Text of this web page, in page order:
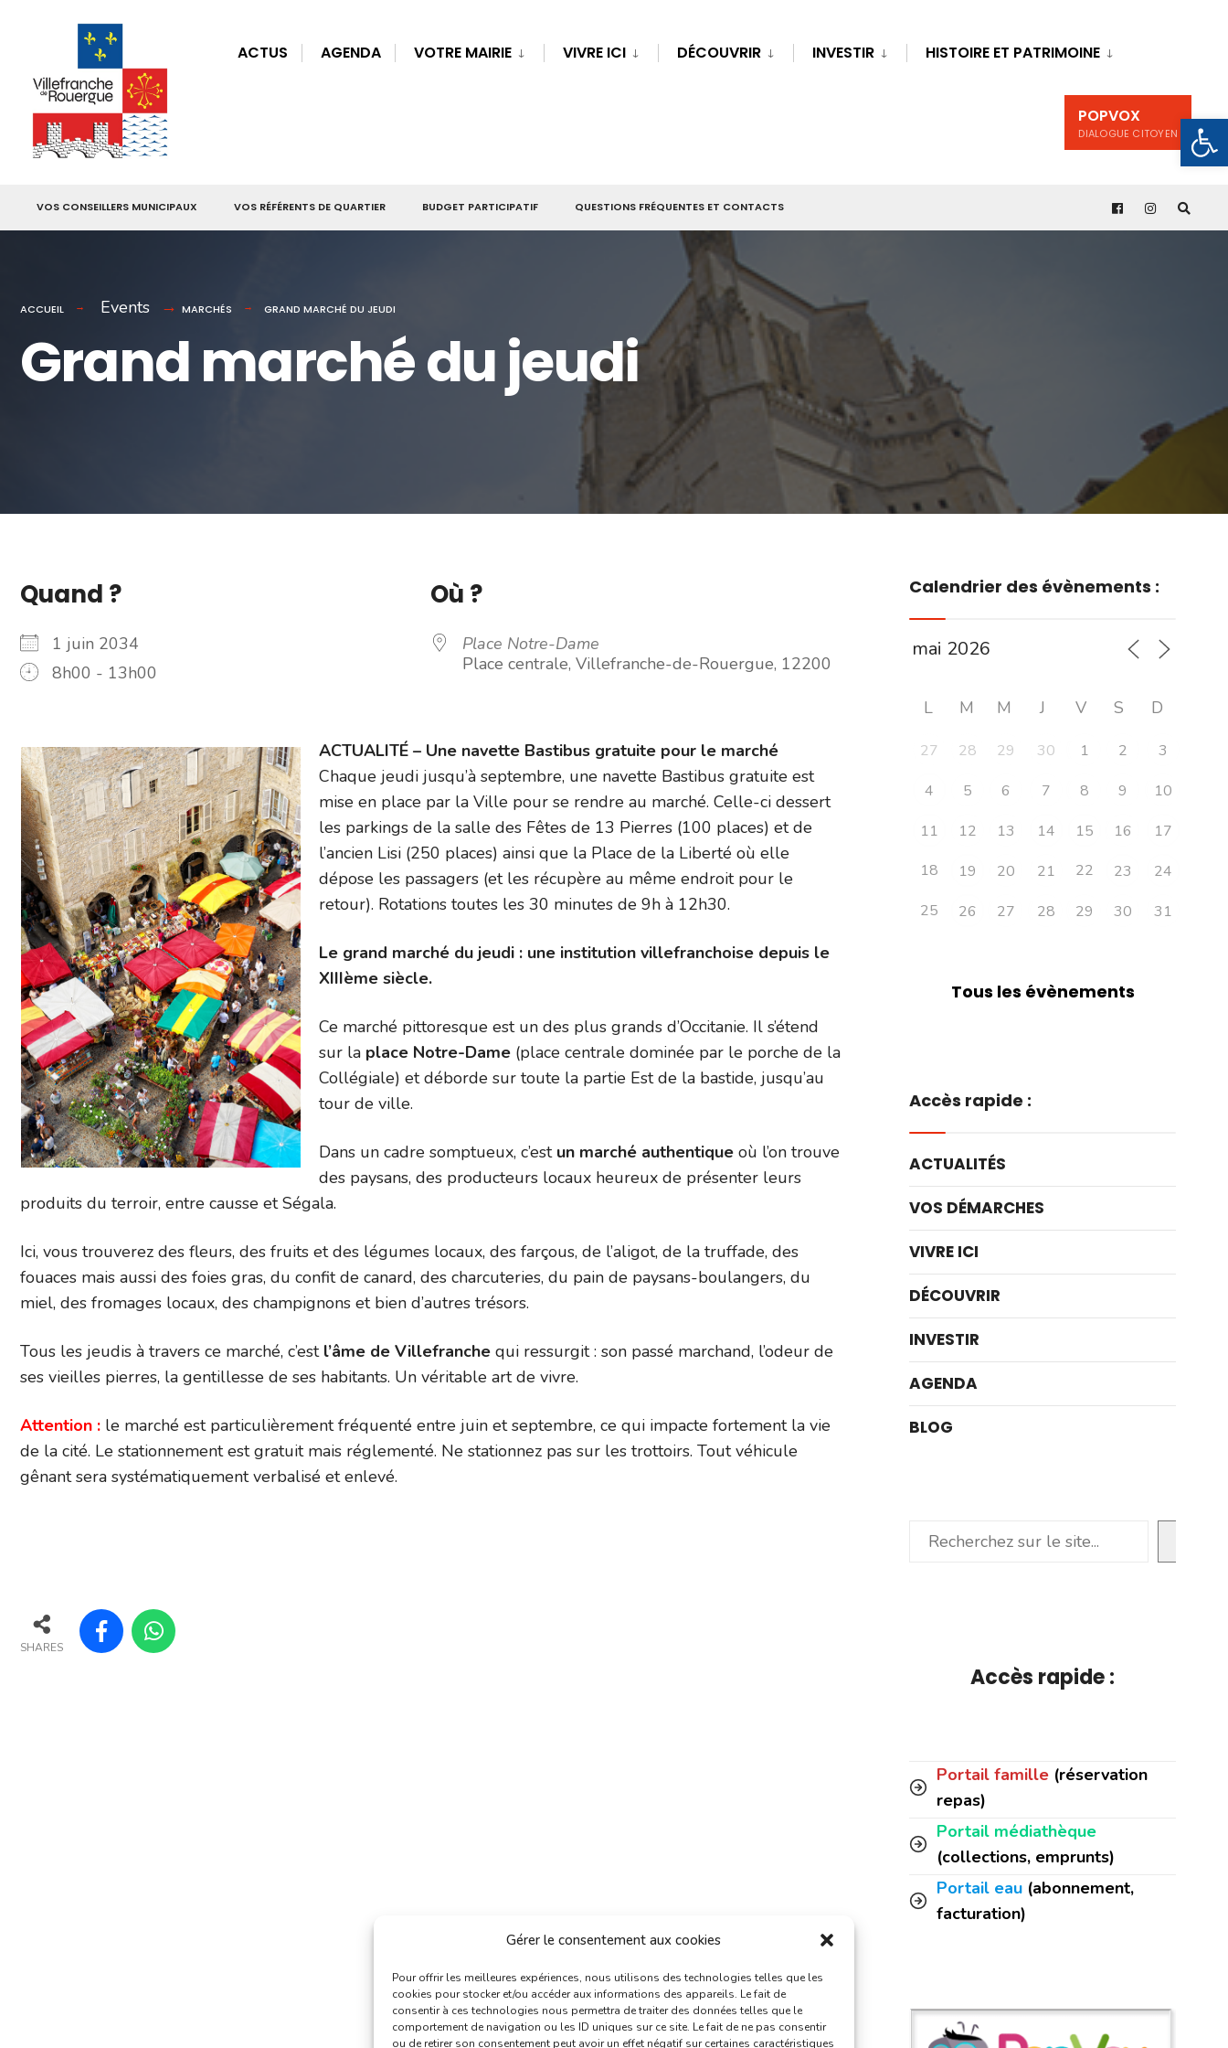
Gérer le consentement aux cookies
Pour offrir les meilleures expériences, nous utilisons des technologies telles que les
cookies pour stocker et/ou accéder aux informations des appareils. Le fait de
consentir à ces technologies nous permettra de traiter des données telles que le
comportement de navigation ou les ID uniques sur ce site. Le fait de ne pas consentir
ou de retirer son consentement peut avoir un effet négatif sur certaines caractéristiques
ACTUS AGENDA VOTRE MAIRIE VIVRE ICI DÉCOUVRIR INVESTIR HISTOIRE ET PATRIMOINE
POPVOX
DIALOGUE CITOYEN
VOS CONSEILLERS MUNICIPAUX VOS RÉFÉRENTS DE QUARTIER BUDGET PARTICIPATIF QUESTIONS FRÉQUENTES ET CONTACTS
ACCUEIL Events MARCHÉS GRAND MARCHÉ DU JEUDI
Grand marché du jeudi
Quand ?
1 juin 2034
8h00 - 13h00
Où ?
Place Notre-Dame
Place centrale, Villefranche-de-Rouergue, 12200
ACTUALITÉ – Une navette Bastibus gratuite pour le marché
Chaque jeudi jusqu’à septembre, une navette Bastibus gratuite est
mise en place par la Ville pour se rendre au marché. Celle-ci dessert
les parkings de la salle des Fêtes de 13 Pierres (100 places) et de
l’ancien Lisi (250 places) ainsi que la Place de la Liberté où elle
dépose les passagers (et les récupère au même endroit pour le
retour). Rotations toutes les 30 minutes de 9h à 12h30.
Le grand marché du jeudi : une institution villefranchoise depuis le
XIIIème siècle.
Ce marché pittoresque est un des plus grands d’Occitanie. Il s’étend
sur la place Notre-Dame (place centrale dominée par le porche de la
Collégiale) et déborde sur toute la partie Est de la bastide, jusqu’au
tour de ville.
Dans un cadre somptueux, c’estun marché authentique où l’on trouve
des paysans, des producteurs locaux heureux de présenter leurs
produits du terroir, entre causse et Ségala.
Ici, vous trouverez des fleurs, des fruits et des légumes locaux, des farçous, de l’aligot, de la truffade, des
fouaces mais aussi des foies gras, du confit de canard, des charcuteries, du pain de paysans-boulangers, du
miel, des fromages locaux, des champignons et bien d’autres trésors.
Tous les jeudis à travers ce marché, c’est l’âme de Villefranche qui ressurgit : son passé marchand, l’odeur de
ses vieilles pierres, la gentillesse de ses habitants. Un véritable art de vivre.
Attention : le marché est particulièrement fréquenté entre juin et septembre, ce qui impacte fortement la vie
de la cité. Le stationnement est gratuit mais réglementé. Ne stationnez pas sur les trottoirs. Tout véhicule
gênant sera systématiquement verbalisé et enlevé.
SHARES
Calendrier des évènements :
L M M J V S D
27 28 29 30 1 2
3
4
5 6 7 8 9
10
11
12 13 14 15 16
17
18
19 20 21 22 23
24
25
26 27 28 29 30 31
Tous les évènements
Accès rapide :
ACTUALITÉS
VOS DÉMARCHES
VIVRE ICI
DÉCOUVRIR
INVESTIR
AGENDA
BLOG
Rechercher
Accès rapide :
Portail famille (réservation
repas)
Portail médiathèque
(collections, emprunts)
Portail eau (abonnement,
facturation)